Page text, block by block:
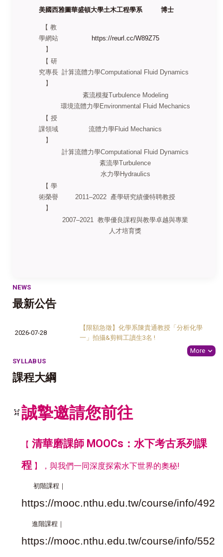
美國西雅圖華盛頓大學土木工程學系 博士
【 教
學網站
】
https://reurl.cc/W89Z75
【 研
究專長
】
計算流體力學Computational Fluid Dynamics
紊流模擬Turbulence Modeling
環境流體力學Environmental Fluid Mechanics
【 授
課領域
】
流體力學Fluid Mechanics
計算流體力學Computational Fluid Dynamics
紊流學Turbulence
水力學Hydraulics
【 學
術榮譽
】
2011–2022 產學研究績優特聘教授
2007–2021 教學優良課程與教學卓越與專業
人才培育獎
NEWS
最新公告
2026-07-28
【限額急徵】化學系陳貴通教授「分析化學
一」拍攝&剪輯工讀生3名 !
More
SYLLABUS
課程大綱
誠摯邀請您前往
【 清華磨課師 MOOCs：水下考古系列課
程 】 ，與我們一同深度探索水下世界的奧秘!
初階課程｜
https://mooc.nthu.edu.tw/course/info/492
進階課程｜
https://mooc.nthu.edu.tw/course/info/552